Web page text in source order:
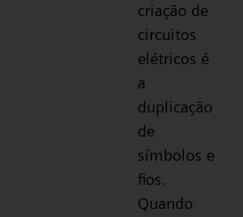
criação de
circuitos
elétricos é
a
duplicação
de
símbolos e
fios.
Quando